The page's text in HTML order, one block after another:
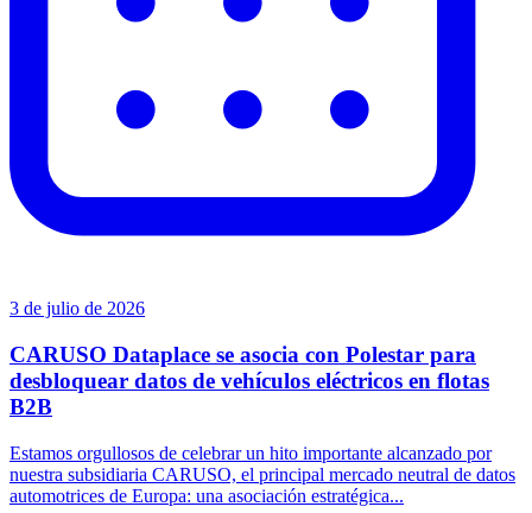
3 de julio de 2026
CARUSO Dataplace se asocia con Polestar para
desbloquear datos de vehículos eléctricos en flotas
B2B
Estamos orgullosos de celebrar un hito importante alcanzado por
nuestra subsidiaria CARUSO, el principal mercado neutral de datos
automotrices de Europa: una asociación estratégica...